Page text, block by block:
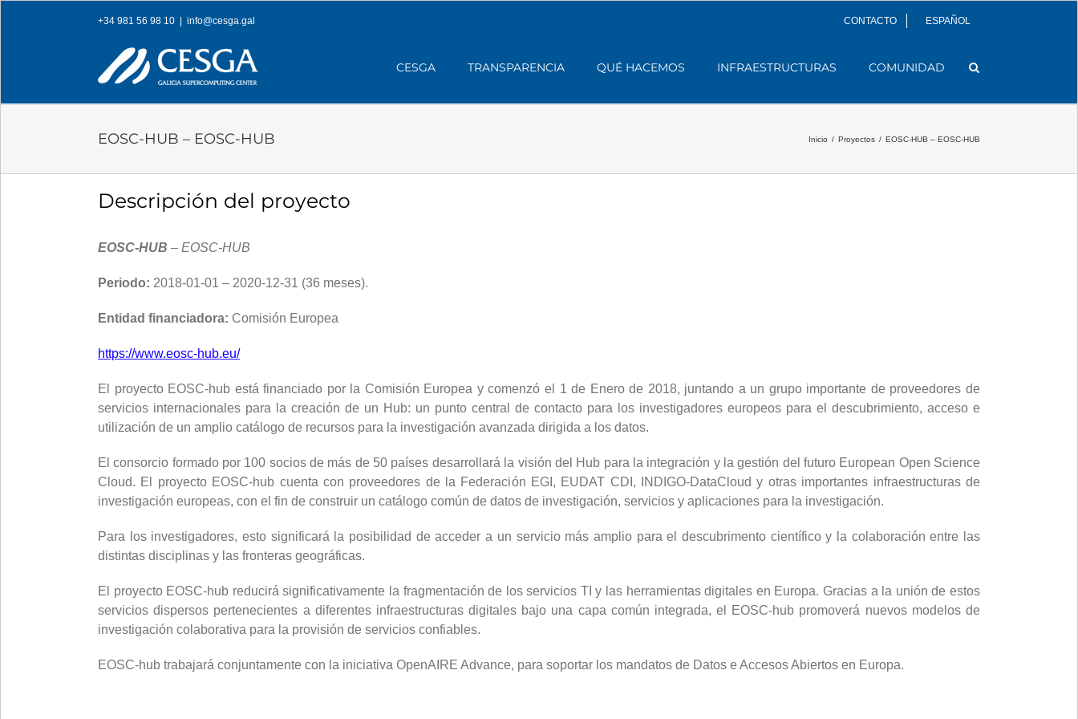
+34 981 56 98 10 info@cesga.gal CONTACTO ESPAÑOL
CESGA TRANSPARENCIA QUÉ HACEMOS INFRAESTRUCTURAS COMUNIDAD
EOSC-HUB – EOSC-HUB Inicio / Proyectos / EOSC-HUB – EOSC-HUB
Descripción del proyecto
EOSC-HUB – EOSC-HUB
Periodo: 2018-01-01 – 2020-12-31 (36 meses).
Entidad financiadora: Comisión Europea
https://www.eosc-hub.eu/
El proyecto EOSC-hub está financiado por la Comisión Europea y comenzó el 1 de Enero de 2018, juntando a un grupo importante de proveedores de
servicios internacionales para la creación de un Hub: un punto central de contacto para los investigadores europeos para el descubrimiento, acceso e
utilización de un amplio catálogo de recursos para la investigación avanzada dirigida a los datos.
El consorcio formado por 100 socios de más de 50 países desarrollará la visión del Hub para la integración y la gestión del futuro European Open Science
Cloud. El proyecto EOSC-hub cuenta con proveedores de la Federación EGI, EUDAT CDI, INDIGO-DataCloud y otras importantes infraestructuras de
investigación europeas, con el fin de construir un catálogo común de datos de investigación, servicios y aplicaciones para la investigación.
Para los investigadores, esto significará la posibilidad de acceder a un servicio más amplio para el descubrimento científico y la colaboración entre las
distintas disciplinas y las fronteras geográficas.
El proyecto EOSC-hub reducirá significativamente la fragmentación de los servicios TI y las herramientas digitales en Europa. Gracias a la unión de estos
servicios dispersos pertenecientes a diferentes infraestructuras digitales bajo una capa común integrada, el EOSC-hub promoverá nuevos modelos de
investigación colaborativa para la provisión de servicios confiables.
EOSC-hub trabajará conjuntamente con la iniciativa OpenAIRE Advance, para soportar los mandatos de Datos e Accesos Abiertos en Europa.